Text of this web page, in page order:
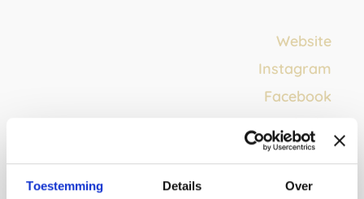
Toestemming Details Over
Website
Instagram
Facebook
Producten in de Vij5 collectie: